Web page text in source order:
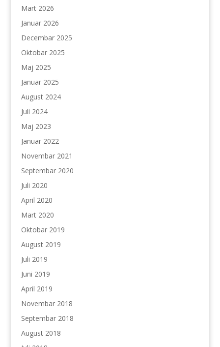
Mart 2026
Januar 2026
Decembar 2025
Oktobar 2025
Maj 2025
Januar 2025
August 2024
Juli 2024
Maj 2023
Januar 2022
Novembar 2021
Septembar 2020
Juli 2020
April 2020
Mart 2020
Oktobar 2019
August 2019
Juli 2019
Juni 2019
April 2019
Novembar 2018
Septembar 2018
August 2018